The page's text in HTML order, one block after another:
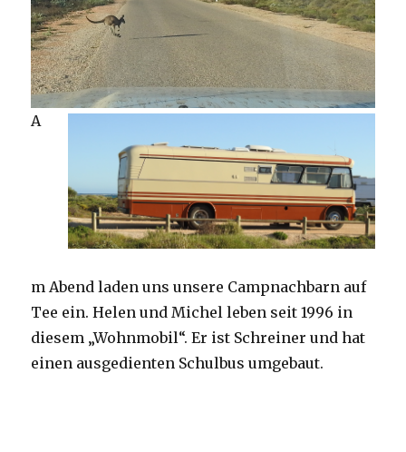
A
m Abend laden uns unsere Campnachbarn auf
Tee ein. Helen und Michel leben seit 1996 in
diesem „Wohnmobil“. Er ist Schreiner und hat
einen ausgedienten Schulbus umgebaut.